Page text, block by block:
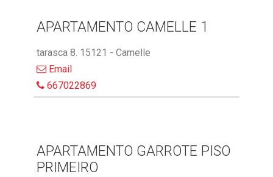
APARTAMENTO CAMELLE 1
tarasca 8. 15121 - Camelle
Email
667022869
APARTAMENTO GARROTE PISO
PRIMEIRO